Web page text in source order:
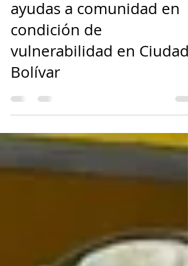
La CRCSCB entregó
ayudas a comunidad en
condición de
vulnerabilidad en Ciudad
Bolívar